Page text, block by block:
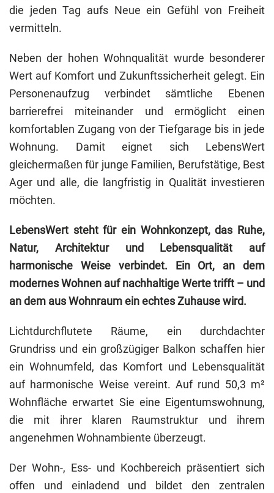
die jeden Tag aufs Neue ein Gefühl von Freiheit
vermitteln.
Neben der hohen Wohnqualität wurde besonderer
Wert auf Komfort und Zukunftssicherheit gelegt. Ein
Personenaufzug verbindet sämtliche Ebenen
barrierefrei miteinander und ermöglicht einen
komfortablen Zugang von der Tiefgarage bis in jede
Wohnung. Damit eignet sich LebensWert
gleichermaßen für junge Familien, Berufstätige, Best
Ager und alle, die langfristig in Qualität investieren
möchten.
LebensWert steht für ein Wohnkonzept, das Ruhe,
Natur, Architektur und Lebensqualität auf
harmonische Weise verbindet. Ein Ort, an dem
modernes Wohnen auf nachhaltige Werte trifft – und
an dem aus Wohnraum ein echtes Zuhause wird.
Lichtdurchflutete Räume, ein durchdachter
Grundriss und ein großzügiger Balkon schaffen hier
ein Wohnumfeld, das Komfort und Lebensqualität
auf harmonische Weise vereint. Auf rund 50,3 m²
Wohnfläche erwartet Sie eine Eigentumswohnung,
die mit ihrer klaren Raumstruktur und ihrem
angenehmen Wohnambiente überzeugt.
Der Wohn-, Ess- und Kochbereich präsentiert sich
offen und einladend und bildet den zentralen